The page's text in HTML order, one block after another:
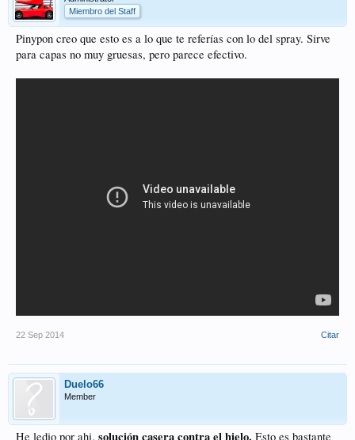
Miembro del Staff
Pinypon creo que esto es a lo que te referías con lo del spray. Sirve
para capas no muy gruesas, pero parece efectivo.
22 Sep 2014 Citar
Duelo66
Member
He ledio por ahi. solución casera contra el hielo. Esto es bastante